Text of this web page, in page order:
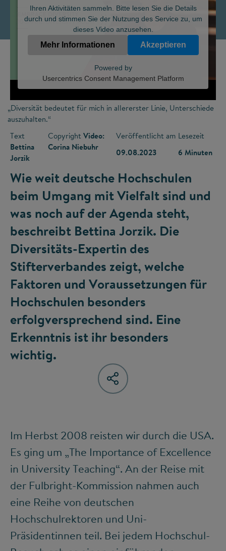
Ihren Aktivitäten sammeln. Bitte lesen Sie die Details
durch und stimmen Sie der Nutzung des Service zu, um
dieses Video anzusehen.
Mehr Informationen Akzeptieren
Powered by
Usercentrics Consent Management Platform
„Diversität bedeutet für mich in allererster Linie, Unterschiede
auszuhalten.“
Text
Bettina
Jorzik
Copyright Video:
Corina Niebuhr
Veröffentlicht am
09.08.2023
Lesezeit
6 Minuten
Wie weit deutsche Hochschulen
beim Umgang mit Vielfalt sind und
was noch auf der Agenda steht,
beschreibt Bettina Jorzik. Die
Diversitäts-Expertin des
Stifterverbandes zeigt, welche
Faktoren und Voraussetzungen für
Hochschulen besonders
erfolgversprechend sind. Eine
Erkenntnis ist ihr besonders
wichtig.
Im Herbst 2008 reisten wir durch die USA.
Es ging um „The Importance of Excellence
in University Teaching“. An der Reise mit
der Fulbright-Kommission nahmen auch
eine Reihe von deutschen
Hochschulrektoren und Uni-
Präsidentinnen teil. Bei jedem Hochschul-